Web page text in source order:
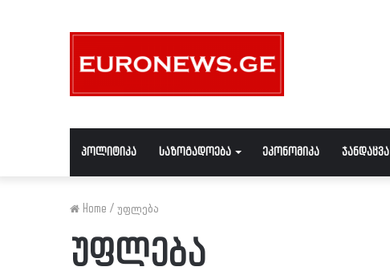
პოლიტიკა საზოგადოება ეკონომიკა ჯანდაცვა
Home / უფლება
უფლება